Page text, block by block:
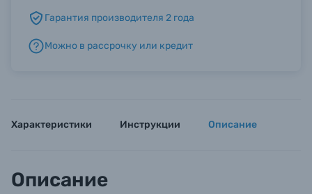
Б/У фототехника (Комиссионные товары)
Гарантия производителя 2 года
Можно в рассрочку или кредит
Характеристики Инструкции Описание
Описание